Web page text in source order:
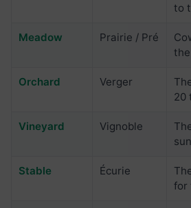
to
Meadow Prairie / Pré
Orchard Verger
20
Vineyard Vignoble
Stable Écurie
for